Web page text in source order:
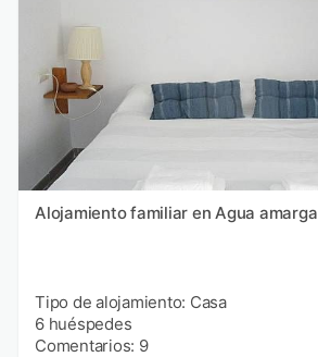
Alojamiento familiar en Agua amarga
Tipo de alojamiento: Casa
6 huéspedes
Comentarios: 9